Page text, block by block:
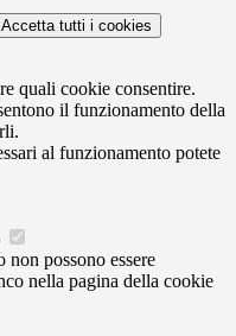
Accetta tutti i cookies
quali cookie consentire.
il funzionamento della
al funzionamento potete
possono essere
nella pagina della cookie